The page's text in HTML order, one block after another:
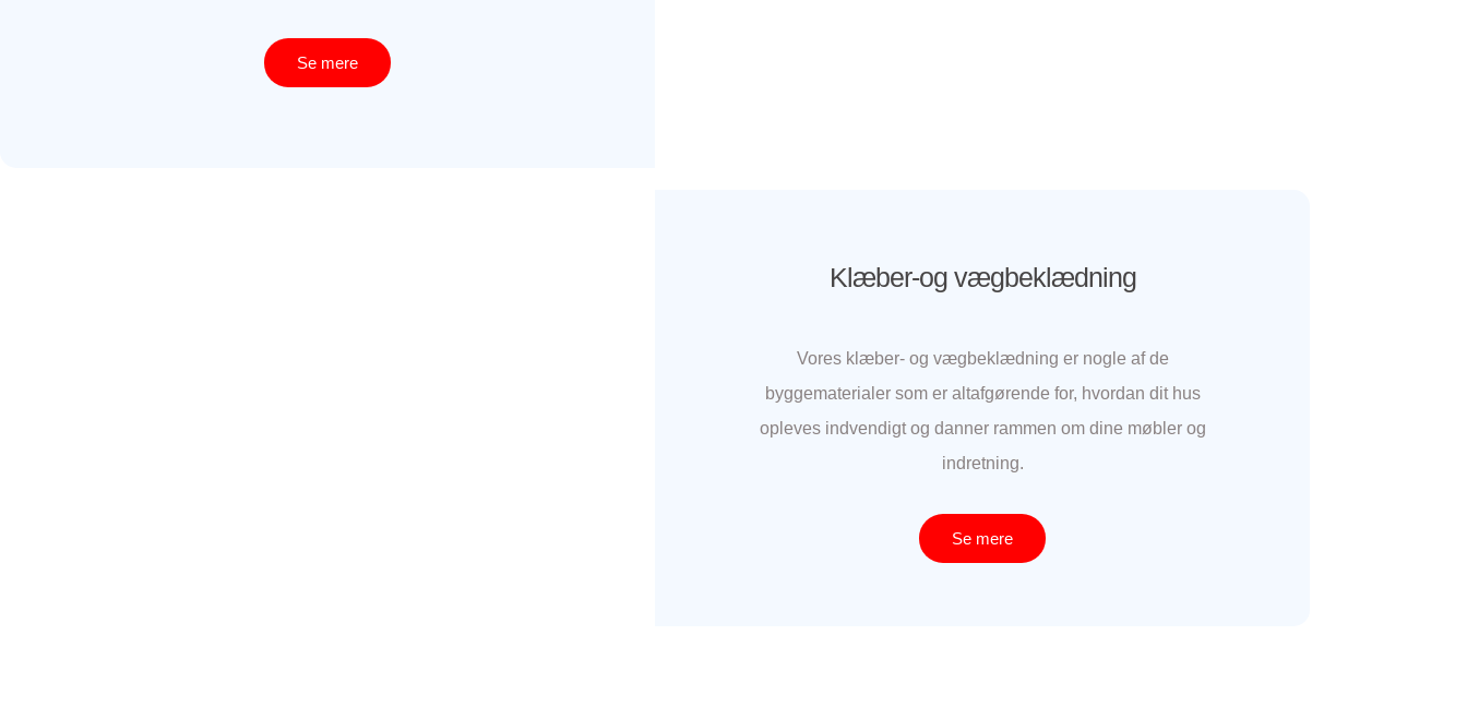
Se mere
Klæber-og vægbeklædning
Vores klæber- og vægbeklædning er nogle af de
byggematerialer som er altafgørende for, hvordan dit hus
opleves indvendigt og danner rammen om dine møbler og
indretning.
Se mere